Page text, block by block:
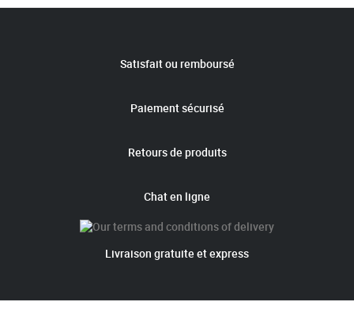
Satisfait ou remboursé
Paiement sécurisé
Retours de produits
Chat en ligne
Livraison gratuite et express